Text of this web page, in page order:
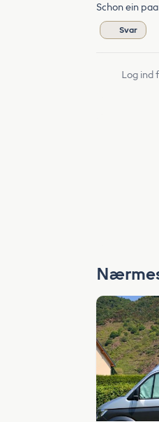
Schon ein
Svar
Log ind